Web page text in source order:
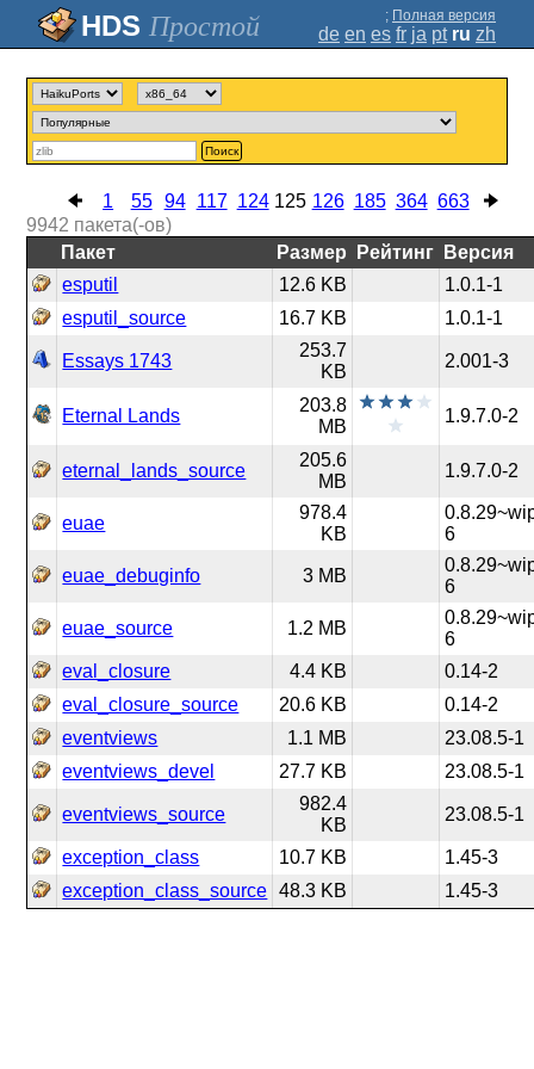
Простой ; Полная версия
de en es fr ja pt ru zh
Поиск
1 55 94 117 124 125 126 185 364 663
9942 пакета(-ов)
Пакет
Размер Рейтинг
Версия
esputil
12.6 KB
1.0.1-1
esputil_source
16.7 KB 1.0.1-1
Essays 1743
253.7
KB
2.001-3
Eternal Lands
203.8
MB
1.9.7.0-2
eternal_lands_source
205.6
MB
1.9.7.0-2
euae
978.4
KB
6
euae_debuginfo 3 MB
6
euae_source 1.2 MB
6
eval_closure
4.4 KB
0.14-2
eval_closure_source
20.6 KB
0.14-2
eventviews
1.1 MB
23.08.5-1
eventviews_devel
27.7 KB 23.08.5-1
eventviews_source
982.4
KB
23.08.5-1
exception_class 10.7 KB
1.45-3
exception_class_source
48.3 KB 1.45-3